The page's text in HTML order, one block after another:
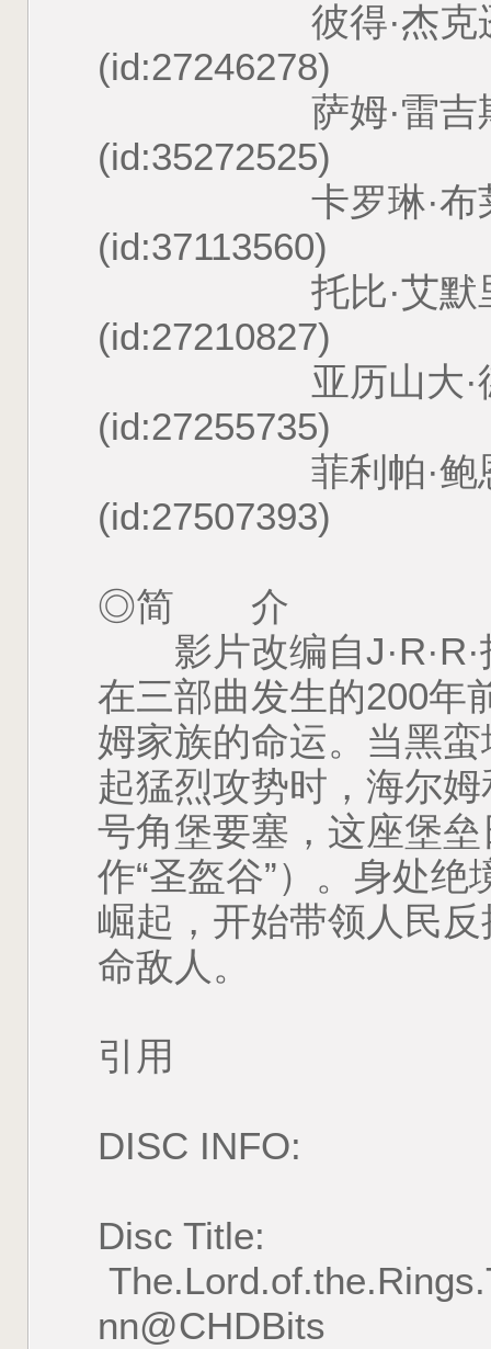
彼得·杰克逊
(id:27246278)
萨姆·雷吉斯特
(id:35272525)
卡罗琳·布莱克
(id:37113560)
托比·艾默里奇
(id:27210827)
亚历山大·德斯
(id:27255735)
菲利帕·鲍恩斯
(id:27507393)
◎简 介
影片改编自J·R·R·
在三部曲发生的200年
姆家族的命运。当黑
起猛烈攻势时，海尔
号角堡要塞，这座堡
作“圣盔谷”）。身处
崛起，开始带领人民
命敌人。
引用
DISC INFO:
Disc Title:
nn@CHDBits